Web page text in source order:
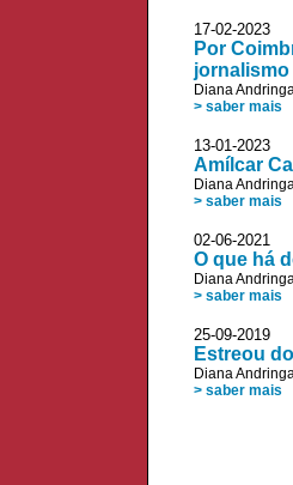
17-02-2023
Por
jornalismo
Diana
> saber mais
13-01-
Amílcar
Diana
> saber mais
02-06-
O que há
Diana
> saber mais
25-09-
Estreou
Diana
> saber mais